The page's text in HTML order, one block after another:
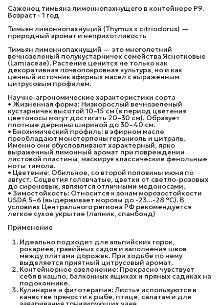
Саженец тимьяна лимоннопахнущего в контейнере P9.
Возраст - 1 год
Тимьян лимоннопахнущий (Thymus x citriodorus) —
природный аромат и неприхотливость
Тимьян лимоннопахнущий — это многолетний
вечнозеленый полукустарничек семейства Яснотковые
(Lamiaceae). Растение ценится не только как
декоративная почвопокровная культура, но и как
ценный источник эфирных масел с выраженным
цитрусовым профилем.
Научно-агрономические характеристики сорта
• Жизненная форма: Низкорослый вечнозеленый
кустарничек высотой 10–15 см (в период цветения
цветоносы могут достигать 20–30 см). Образует
плотные дернины шириной до 30–40 см.
• Биохимический профиль: в эфирном масле
преобладают монотерпены гераниоль и цитраль.
Именно они обусловливают характерный, ярко
выраженный лимонный аромат при повреждении
листовой пластины, маскируя классические фенольные
ноты тимола.
• Цветение: Обильное, со второй половины июня по
август. Соцветия головчатые, цветки от светло-розовых
до сиреневых, являются отличными медоносами.
• Зимостойкость: Относится к зонам морозостойкости
USDA 5–6 (выдерживает морозы до -23...-28 °C). В
условиях Центрального региона РФ рекомендуется
легкое сухое укрытие (лапник, спанбонд)
Применение
Идеально подходит для альпийских горок,
рокариев, гравийных садов и заполнения швов
между плитами дорожек. При ходьбе по нему
выделяется приятный цитрусовый аромат.
Контейнерное озеленение: Прекрасно чувствует
себя в кашпо, балконных ящиках и пряных садиках на
подоконнике.
Кулинария и фитотерапия: Листья используются в
качестве пряности к рыбе, птице, салатам и для